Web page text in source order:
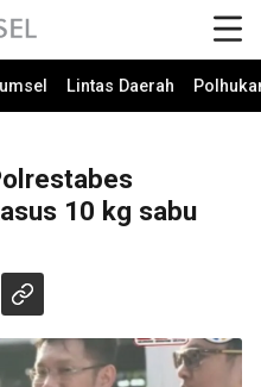
Lintas Daerah
10 kg sabu